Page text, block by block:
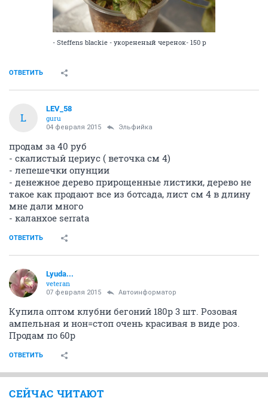
- Steffens blackie - укорененый черенок- 150 р
ОТВЕТИТЬ
L
LEV_58
guru
04 февраля 2015 Эльфийка
продам за 40 руб
- скалистый цериус ( веточка см 4)
- лепешечки опунции
- денежное дерево прирощенные листики, дерево не
такое как продают все из ботсада, лист см 4 в длину
мне дали много
- каланхое serrata
ОТВЕТИТЬ
Lyuda...
veteran
07 февраля 2015 Автоинформатор
Купила оптом клубни бегоний 180р 3 шт. Розовая
ампельная и нон=стоп очень красивая в виде роз.
Продам по 60р
ОТВЕТИТЬ
СЕЙЧАС ЧИТАЮТ